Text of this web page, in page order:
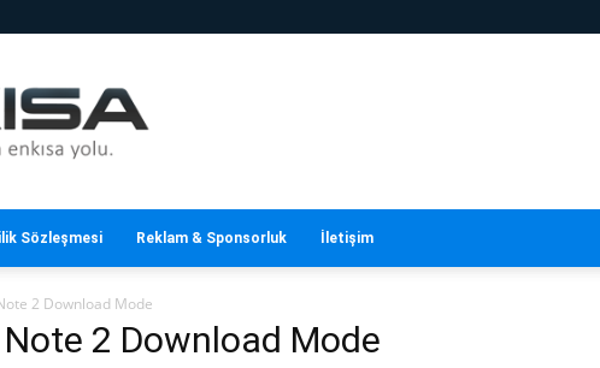
Sözleşmesi Reklam & Sponsorluk İletişim
2 Download Mode
2 Download Mode